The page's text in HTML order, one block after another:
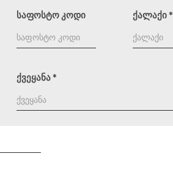
საფოსტო კოდი ქალაქი *
ქვეყანა *